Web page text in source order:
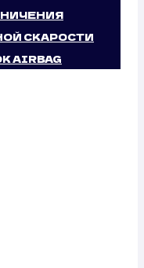
СКАРОСТИ
AIRBAG